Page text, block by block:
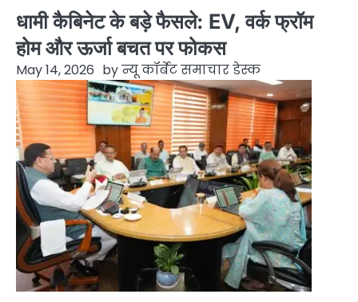
धामी कैबिनेट के बड़े फैसले: EV, वर्क फ्रॉम
होम और ऊर्जा बचत पर फोकस
May 14, 2026 byन्यू कॉर्बेट समाचार डेस्क